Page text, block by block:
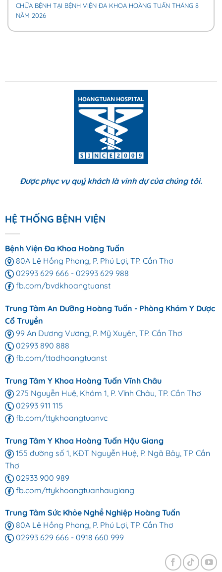
CHỮA BỆNH TẠI BỆNH VIỆN ĐA KHOA HOÀNG TUẤN THÁNG 8
NĂM 2026
Được phục vụ quý khách là vinh dự của chúng tôi.
HỆ THỐNG BỆNH VIỆN
Bệnh Viện Đa Khoa Hoàng Tuấn
80A Lê Hồng Phong, P. Phú Lợi, TP. Cần Thơ
02993 629 666 - 02993 629 988
fb.com/bvdkhoangtuanst
Trung Tâm An Dưỡng Hoàng Tuấn - Phòng Khám Y Dược
Cổ Truyền
99 An Dương Vương, P. Mỹ Xuyên, TP. Cần Thơ
02993 890 888
fb.com/ttadhoangtuanst
Trung Tâm Y Khoa Hoàng Tuấn Vĩnh Châu
275 Nguyễn Huệ, Khóm 1, P. Vĩnh Châu, TP. Cần Thơ
02993 911 115
fb.com/ttykhoangtuanvc
Trung Tâm Y Khoa Hoàng Tuấn Hậu Giang
155 đường số 1, KĐT Nguyễn Huệ, P. Ngã Bảy, TP. Cần
Thơ
02933 900 989
fb.com/ttykhoangtuanhaugiang
Trung Tâm Sức Khỏe Nghề Nghiệp Hoàng Tuấn
80A Lê Hồng Phong, P. Phú Lợi, TP. Cần Thơ
02993 629 666 - 0918 660 999